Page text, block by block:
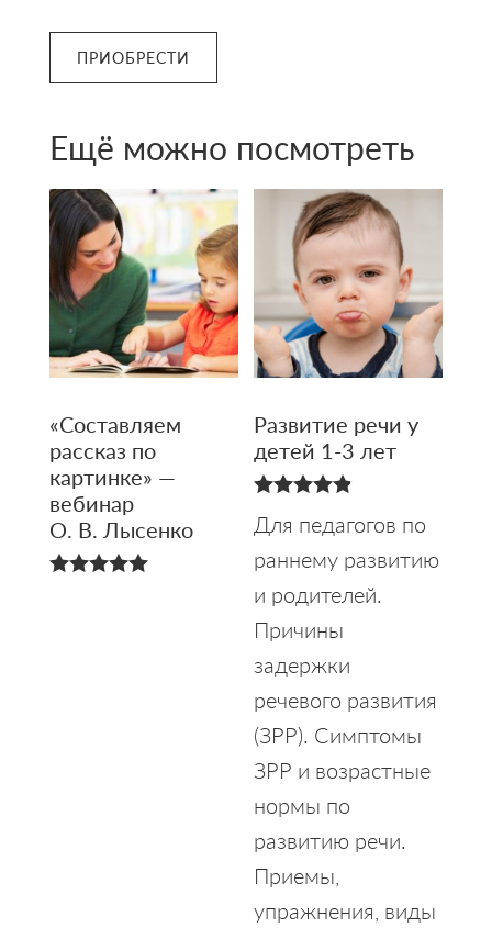
ПРИОБРЕСТИ
Ещё можно посмотреть
«Составляем
рассказ по
картинке» —
вебинар
О. В. Лысенко
Развитие речи у
детей 1-3 лет
из 5
Для педагогов по
раннему развитию
и родителей.
Причины
задержки
речевого развития
(ЗРР). Симптомы
ЗРР и возрастные
нормы по
развитию речи.
Приемы,
упражнения, виды